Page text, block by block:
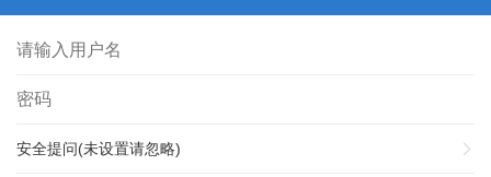
安全提问(未设置请忽略)